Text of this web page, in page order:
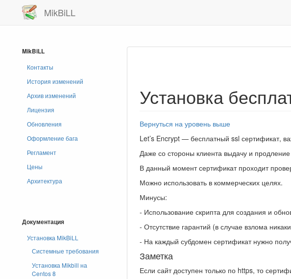
MikBiLL
MikBiLL
Контакты
История изменений
Архив изменений
Лицензия
Обновления
Оформление бага
Регламент
Цены
Архитектура
Документация
Установка MikBiLL
Системные требования
Установка Mikbill на
Centos 8
Установка
Вернуться на уровень выше
Let’s Encrypt — бесплатный ssl сертификат,
Даже со стороны клиента выдачу и
В данный момент сертификат проходит
Можно использовать в коммерческих целях.
Минусы:
- Использование скрипта для создания и
- Отсутствие гарантий (в случае взлома
- На каждый субдомен сертификат нужно
Заметка
Если сайт доступен только по https, то